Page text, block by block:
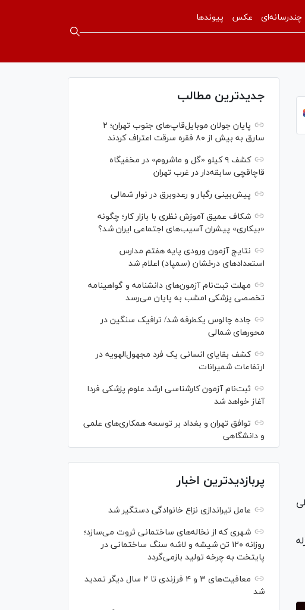
چندرسانه‌ای عکس پیوندها
حوالی
جدیدترین مطالب
پایان جولان موبایل‌قاپ‌های جنوب تهران؛ ۲
سارق به بیش از ۸۰ فقره سرقت اعتراف کردند
کشف ۹ کیلو «گل و ماشروم» در مخفیگاه
قاچاقچی سابقه‌دار در غرب تهران
پیش‌بینی رگبار و رعدوبرق در نوار شمالی
شکاف عمیق آموزش نظری با بازار کار؛ چگونه
«بیکاری» پیشران آسیب‌های اجتماعی ایران شد؟
نتایج آزمون ورودی پایه هفتم مدارس
استعدادهای درخشان (سمپاد) اعلام شد
مهلت ثبت‌نام آزمون‌های دانشنامه و گواهینامه
تخصصی پزشکی امشب به پایان می‌رسد
جاده چالوس یکطرفه شد/ ترافیک سنگین در
محورهای شمالی
کشف بقایای انسانی یک فرد مجهول‌الهویه در
ارتفاعات شمیرانات
ثبت‌نام آزمون کارشناسی ارشد علوم پزشکی فردا
آغاز خواهد شد
توافق تهران و بغداد بر توسعه همکاری‌های علمی
و دانشگاهی
پربازدیدترین اخبار
عامل تیراندازی نزاع خانوادگی دستگیر شد
شهری که از نخاله‌های ساختمانی ثروت می‌سازد؛
روزانه ۱۲۰ تن شیشه و لاشه سنگ ساختمانی در
پایتخت به چرخه تولید بازمی‌گردد
معافیت‌های ۳ و ۴ فرزندی تا ۲ سال دیگر تمدید
شد